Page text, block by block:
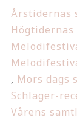
Årstidernas
, Mors dags
Schlager-
Vårens